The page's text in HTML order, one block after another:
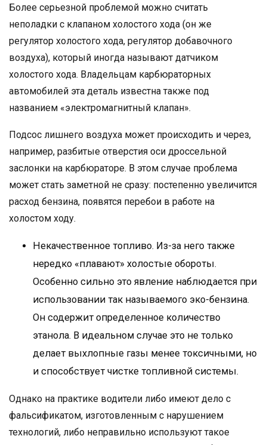
Более серьезной проблемой можно считать
неполадки с клапаном холостого хода (он же
регулятор холостого хода, регулятор добавочного
воздуха), который иногда называют датчиком
холостого хода. Владельцам карбюраторных
автомобилей эта деталь известна также под
названием «электромагнитный клапан».
Подсос лишнего воздуха может происходить и через,
например, разбитые отверстия оси дроссельной
заслонки на карбюраторе. В этом случае проблема
может стать заметной не сразу: постепенно увеличится
расход бензина, появятся перебои в работе на
холостом ходу.
Некачественное топливо. Из-за него также
нередко «плавают» холостые обороты.
Особенно сильно это явление наблюдается при
использовании так называемого эко-бензина.
Он содержит определенное количество
этанола. В идеальном случае это не только
делает выхлопные газы менее токсичными, но
и способствует чистке топливной системы.
Однако на практике водители либо имеют дело с
фальсификатом, изготовленным с нарушением
технологий, либо неправильно используют такое